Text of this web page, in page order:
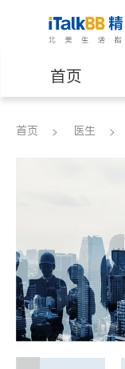
首页
医生
养老
首页 医生